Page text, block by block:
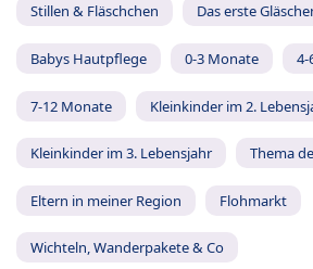
Stillen & Fläschchen Das erste
Babys Hautpflege 0-3 Monate 4-
7-12 Monate Kleinkinder im 2.
Kleinkinder im 3. Lebensjahr Thema
Eltern in meiner Region Flohmarkt
Wichteln, Wanderpakete & Co